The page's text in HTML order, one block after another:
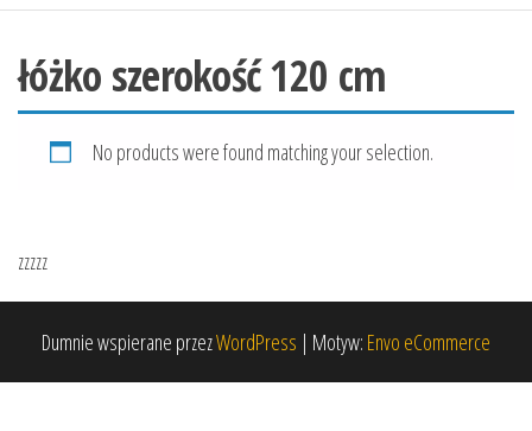
łóżko szerokość 120 cm
No products were found matching your selection.
zzzzz
Dumnie wspierane przezWordPress | Motyw: Envo eCommerce